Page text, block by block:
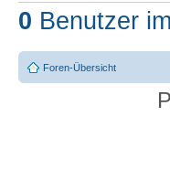
0 Benutzer
Foren-Übersicht